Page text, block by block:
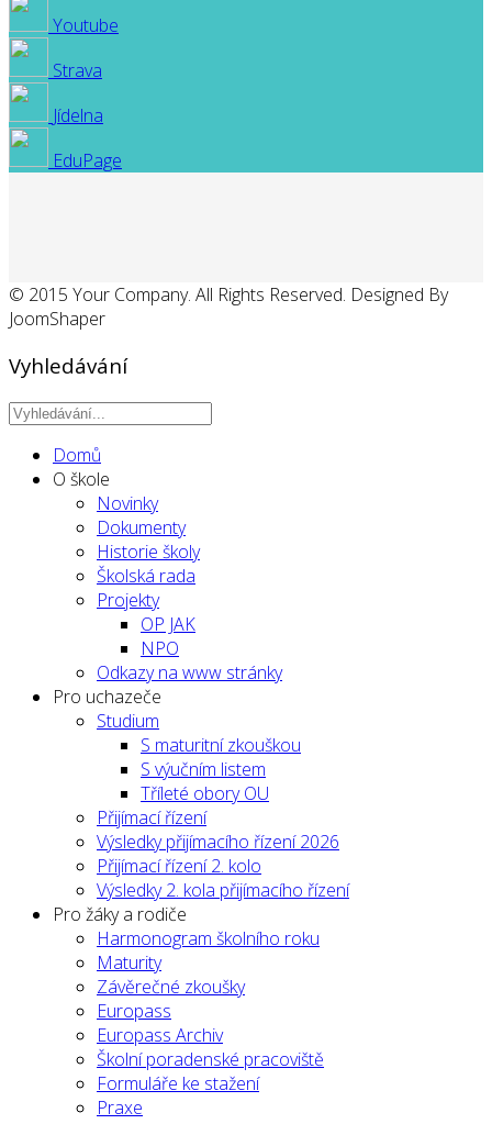
Youtube
Strava
Jídelna
EduPage
© 2015 Your Company. All Rights Reserved. Designed By
JoomShaper
Vyhledávání
Domů
O škole
Novinky
Dokumenty
Historie školy
Školská rada
Projekty
OP JAK
NPO
Odkazy na www stránky
Pro uchazeče
Studium
S maturitní zkouškou
S výučním listem
Tříleté obory OU
Přijímací řízení
Výsledky přijímacího řízení 2026
Přijímací řízení 2. kolo
Výsledky 2. kola přijímacího řízení
Pro žáky a rodiče
Harmonogram školního roku
Maturity
Závěrečné zkoušky
Europass
Europass Archiv
Školní poradenské pracoviště
Formuláře ke stažení
Praxe